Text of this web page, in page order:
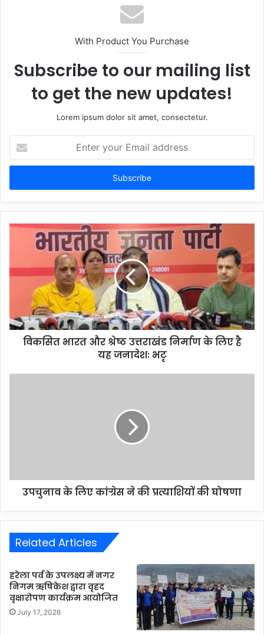
With Product You Purchase
Subscribe to our mailing list
to get the new updates!
Lorem ipsum dolor sit amet, consectetur.
your
Email
विकसित भारत और श्रेष्ठ उत्तराखंड निर्माण के लिए है
यह जनादेशः भटृ
उपचुनाव के लिए कांग्रेस ने की प्रत्याशियों की घोषणा
Related Articles
हरेला पर्व के उपलक्ष्य में नगर
निगम ऋषिकेश द्वारा वृहद
वृक्षारोपण कार्यक्रम आयोजित
July 17, 2026